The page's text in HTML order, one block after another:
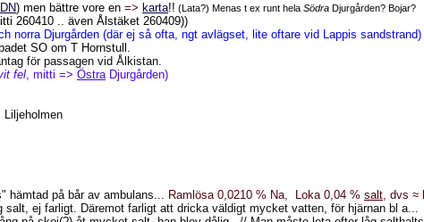
DN) men bättre vore en => karta!! (Lata?) Menas t ex runt hela Södra Djurgården? Bojar?
260410 .. även Ålstäket 260409))
norra Djurgården (där ej så ofta, ngt avlägset, lite oftare vid Lappis sandstrand)
SO om T Hornstull.
för passagen vid Ålkistan.
fel, mitti => Östra Djurgården)
hämtad på bår av ambulans... Ramlösa 0,0210 % Na, Loka 0,04 % salt, dvs ≈
ej farligt. Däremot farligt att dricka väldigt mycket vatten, för hjärnan bl a...